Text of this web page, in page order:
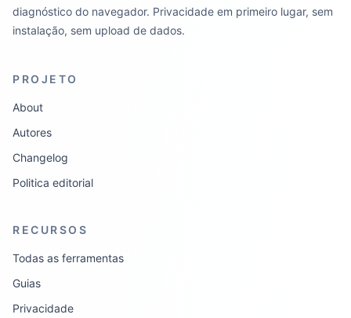
diagnóstico do navegador. Privacidade em primeiro lugar, sem
instalação, sem upload de dados.
PROJETO
About
Autores
Changelog
Politica editorial
RECURSOS
Todas as ferramentas
Guias
Privacidade